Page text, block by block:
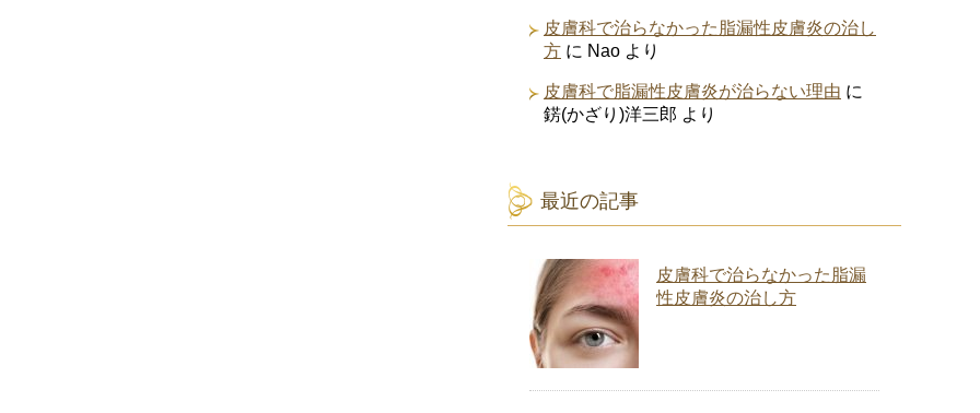
皮膚科で治らなかった脂漏性皮膚炎の治し
方 に Nao より
皮膚科で脂漏性皮膚炎が治らない理由 に
錺(かざり)洋三郎 より
最近の記事
皮膚科で治らなかった脂漏
性皮膚炎の治し方